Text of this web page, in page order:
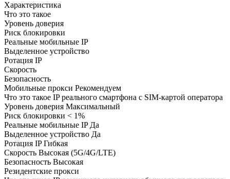
Характеристика
Что это такое
Уровень доверия
Риск блокировки
Реальные мобильные IP
Выделенное устройство
Ротация IP
Скорость
Безопасность
Мобильные прокси Рекомендуем
Что это такое IP реального смартфона с SIM-картой оператора
Уровень доверия Максимальный
Риск блокировки < 1%
Реальные мобильные IPДа
Выделенное устройство Да
Ротация IPГибкая
Скорость Высокая (5G/4G/LTE)
Безопасность Высокая
Резидентские прокси